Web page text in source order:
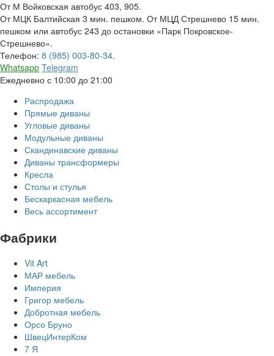
От М Войковская автобус 403, 905.
От МЦК Балтийская 3 мин. пешком. От МЦД Стрешнево 15 мин.
пешком или автобус 243 до остановки «Парк Покровское-
Стрешнево».
Телефон: 8 (985) 003-80-34.
Whatsapp Telegram
Ежедневно с 10:00 до 21:00
Распродажа
Прямые диваны
Угловые диваны
Модульные диваны
Скандинавские диваны
Диваны трансформеры
Кресла
Столы и стулья
Бескаркасная мебель
Весь ассортимент
Фабрики
Vit Art
МАР мебель
Империя
Григор мебель
Добротная мебель
Орсо Бруно
ШвецИнтерКом
7 Я